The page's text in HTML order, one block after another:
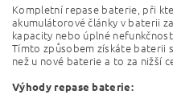
Kompletní repase baterie, při
akumulátorové články v baterii
kapacity nebo úplné
Tímto způsobem získáte baterii
než u nové baterie a to za nižší
Výhody repase baterie: